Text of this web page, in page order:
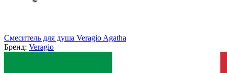
Смеситель для душа Veragio Agatha
Бренд: Veragio